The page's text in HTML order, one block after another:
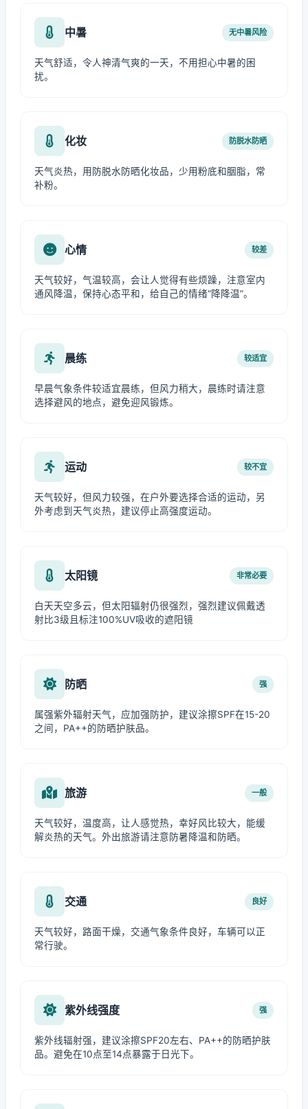
中暑 无中暑风险
天气舒适，令人神清气爽的一天，不用担心中暑的困
扰。
化妆 防脱水防晒
天气炎热，用防脱水防晒化妆品，少用粉底和胭脂，常
补粉。
心情 较差
天气较好，气温较高，会让人觉得有些烦躁，注意室内
通风降温，保持心态平和，给自己的情绪“降降温”。
晨练 较适宜
早晨气象条件较适宜晨练，但风力稍大，晨练时请注意
选择避风的地点，避免迎风锻炼。
运动 较不宜
天气较好，但风力较强，在户外要选择合适的运动，另
外考虑到天气炎热，建议停止高强度运动。
太阳镜 非常必要
白天天空多云，但太阳辐射仍很强烈，强烈建议佩戴透
射比3级且标注100%UV吸收的遮阳镜
防晒 强
属强紫外辐射天气，应加强防护，建议涂擦SPF在15-20
之间，PA++的防晒护肤品。
旅游 一般
天气较好，温度高，让人感觉热，幸好风比较大，能缓
解炎热的天气。外出旅游请注意防暑降温和防晒。
交通 良好
天气较好，路面干燥，交通气象条件良好，车辆可以正
常行驶。
紫外线强度 强
紫外线辐射强，建议涂擦SPF20左右、PA++的防晒护肤
品。避免在10点至14点暴露于日光下。